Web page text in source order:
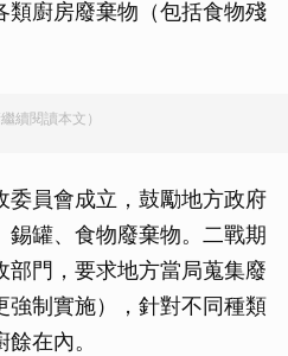
類廚房廢棄物（包括食物殘
續閱讀本文）
委員會成立，鼓勵地方政府
錫罐、食物廢棄物。二戰期
部門，要求地方當局蒐集廢
強制實施），針對不同種類
在內。